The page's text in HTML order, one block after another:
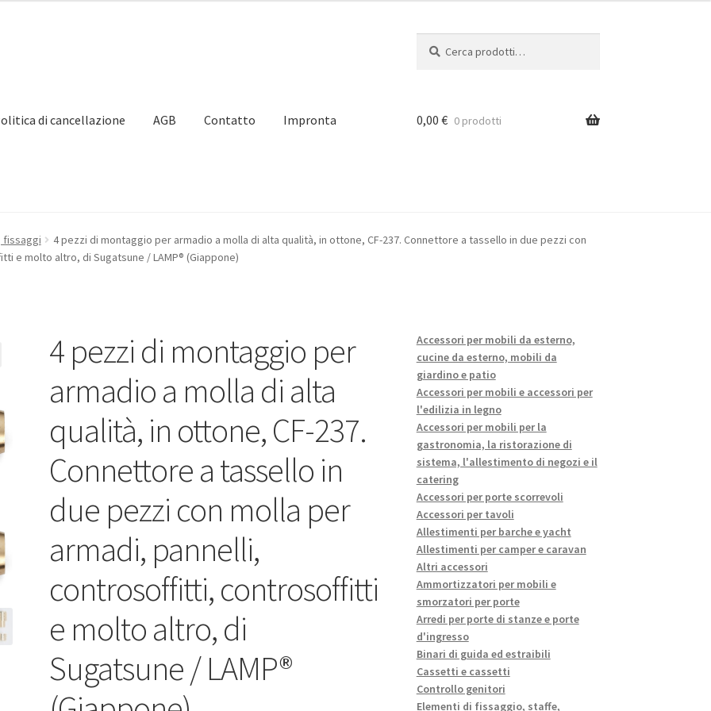
di cancellazione AGB Contatto Impronta
Il mio account Impronta NavigazionePolitica di cancellazione
0,00 € 0 prodotti
fissaggi
4 pezzi di montaggio per armadio a molla di alta qualità, in ottone, CF-237. Connettore a tassello in due pezzi con
e molto altro, di Sugatsune / LAMP® (Giappone)
4 pezzi di montaggio per
armadio a molla di alta
qualità, in ottone, CF-237.
Connettore a tassello in
due pezzi con molla per
armadi, pannelli,
controsoffitti, controsoffitti
e molto altro, di
Sugatsune / LAMP®
Accessori per mobili da esterno,
cucine da esterno, mobili da
giardino e patio
Accessori per mobili e accessori per
l'edilizia in legno
Accessori per mobili per la
gastronomia, la ristorazione di
sistema, l'allestimento di negozi e il
catering
Accessori per porte scorrevoli
Accessori per tavoli
Allestimenti per barche e yacht
Allestimenti per camper e caravan
Altri accessori
Ammortizzatori per mobili e
smorzatori per porte
Arredi per porte di stanze e porte
d'ingresso
Binari di guida ed estraibili
Cassetti e cassetti
Controllo genitori
Elementi di fissaggio, staffe,